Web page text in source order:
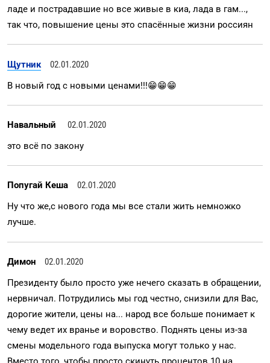
ладе и пострадавшие но все живые в киа, лада в гам...,
так что, повышение цены это спасённые жизни россиян
Щутник
02.01.2020
В новый год с новыми ценами!!!😁😁😁
Навальный
02.01.2020
это всё по закону
Попугай Кеша
02.01.2020
Ну что же,с нового года мы все стали жить немножко
лучше.
Димон
02.01.2020
Президенту было просто уже нечего сказать в обращении,
нервничал. Потрудились мы год честно, снизили для Вас,
дорогие жители, цены на... народ все больше понимает к
чему ведет их вранье и воровство. Поднять цены из-за
смены модельного года выпуска могут только у нас.